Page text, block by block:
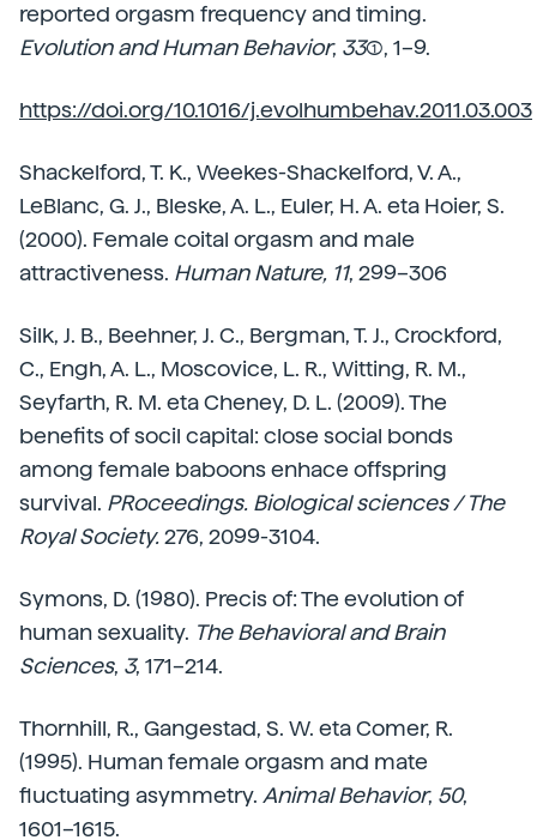
reported orgasm frequency and timing.
Evolution and Human Behavior, 33(1), 1–9.
https://doi.org/10.1016/j.evolhumbehav.2011.03.003
Shackelford, T. K., Weekes-Shackelford, V. A.,
LeBlanc, G. J., Bleske, A. L., Euler, H. A. eta Hoier, S.
(2000). Female coital orgasm and male
attractiveness. Human Nature, 11, 299–306
Silk, J. B., Beehner, J. C., Bergman, T. J., Crockford,
C., Engh, A. L., Moscovice, L. R., Witting, R. M.,
Seyfarth, R. M. eta Cheney, D. L. (2009). The
benefits of socil capital: close social bonds
among female baboons enhace offspring
survival. PRoceedings. Biological sciences / The
Royal Society.276, 2099-3104.
Symons, D. (1980). Precis of: The evolution of
human sexuality. The Behavioral and Brain
Sciences, 3, 171–214.
Thornhill, R., Gangestad, S. W. eta Comer, R.
(1995). Human female orgasm and mate
fluctuating asymmetry. Animal Behavior, 50,
1601–1615.